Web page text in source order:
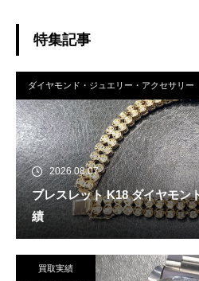
特集記事
ダイヤモンド・ジュエリー・アクセサリー
2026.08.07
ブレスレット K18 ダイヤモン
績
買取実績